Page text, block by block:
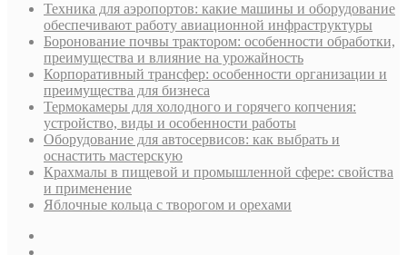
Техника для аэропортов: какие машины и оборудование
обеспечивают работу авиационной инфраструктуры
Боронование почвы трактором: особенности обработки,
преимущества и влияние на урожайность
Корпоративный трансфер: особенности организации и
преимущества для бизнеса
Термокамеры для холодного и горячего копчения:
устройство, виды и особенности работы
Оборудование для автосервисов: как выбрать и
оснастить мастерскую
Крахмалы в пищевой и промышленной сфере: свойства
и применение
Яблочные кольца с творогом и орехами